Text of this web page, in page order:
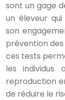
sont un gage
un éleveur
son
prévention
ces tests
les individus
reproduction
de réduire le